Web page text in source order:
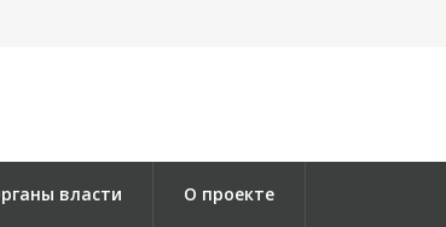
власти О проекте